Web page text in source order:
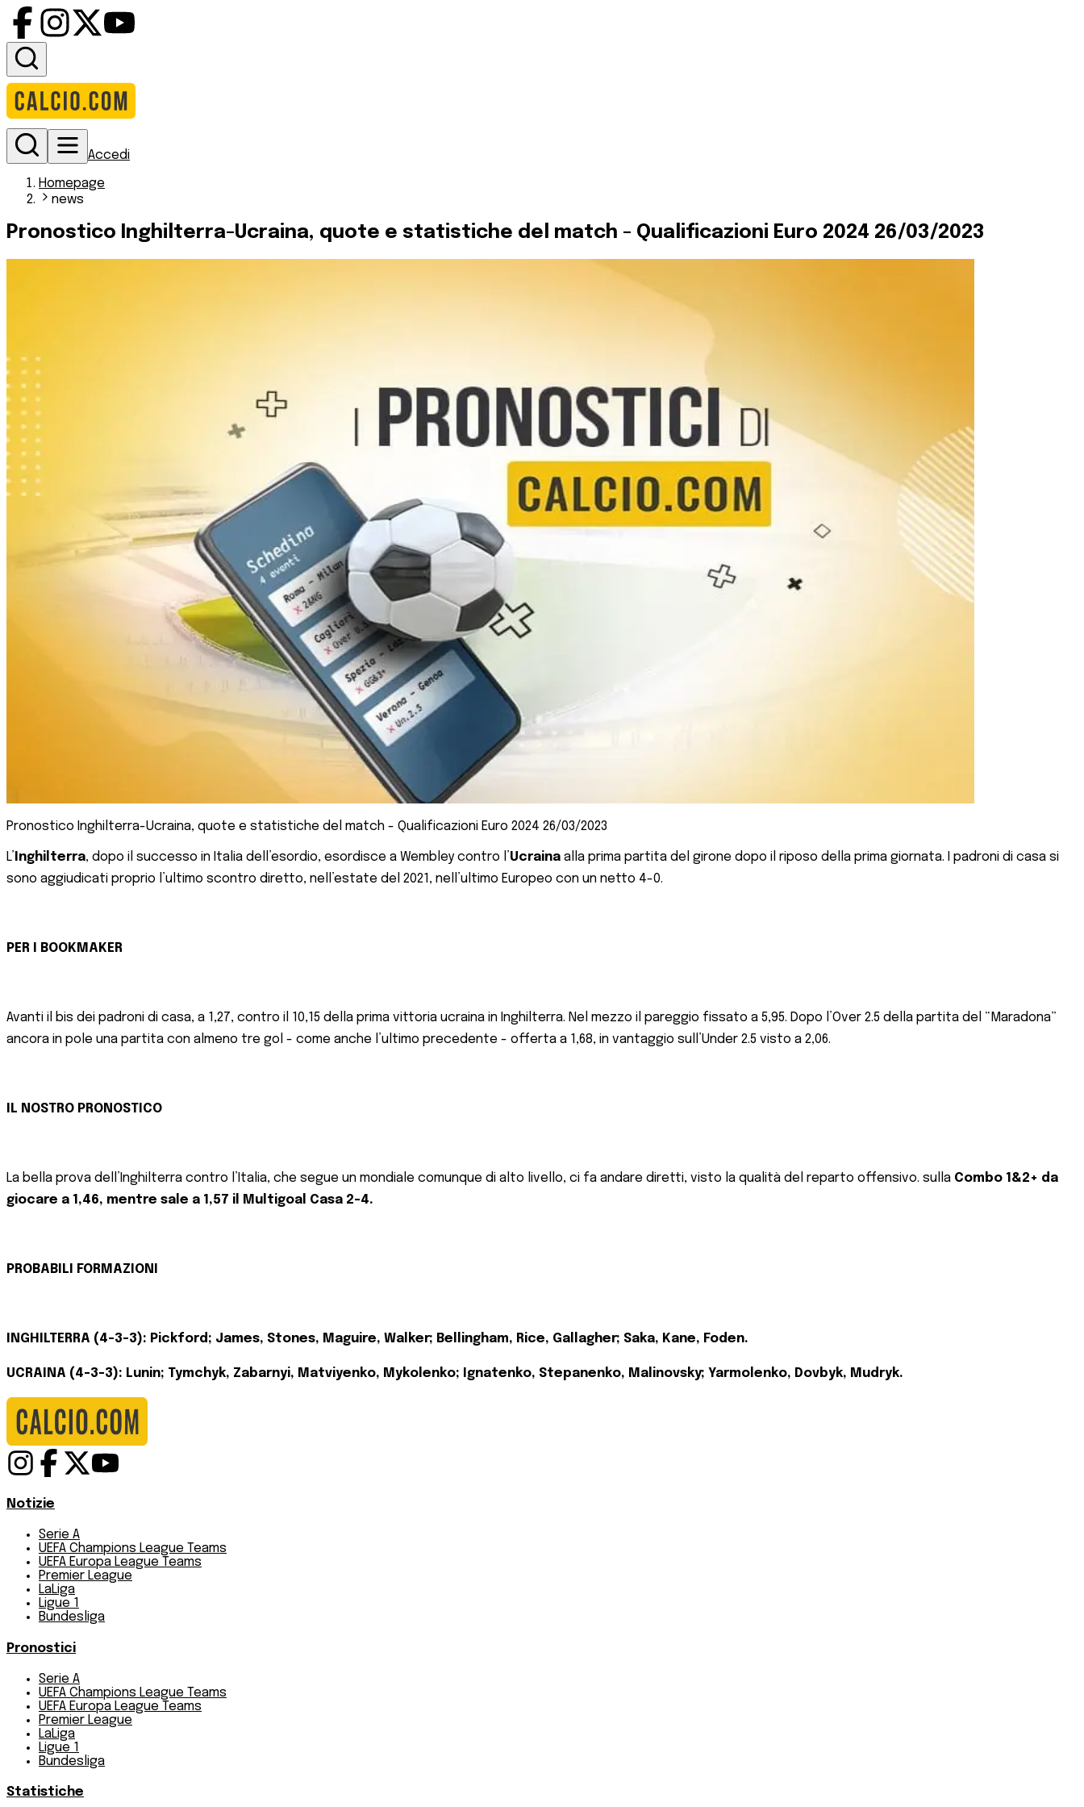
Accedi
Homepage
news
Pronostico Inghilterra-Ucraina, quote e statistiche del match - Qualificazioni Euro 2024 26/03/2023
Pronostico Inghilterra-Ucraina, quote e statistiche del match - Qualificazioni Euro 2024 26/03/2023
L’ Inghilterra, dopo il successo in Italia dell’esordio, esordisce a Wembley contro l’Ucraina alla prima partita del girone dopo il riposo della prima giornata. I padroni di casa si
sono aggiudicati proprio l’ultimo scontro diretto, nell’estate del 2021, nell’ultimo Europeo con un netto 4-0.
PER I BOOKMAKER
Avanti il bis dei padroni di casa, a 1,27, contro il 10,15 della prima vittoria ucraina in Inghilterra. Nel mezzo il pareggio fissato a 5,95. Dopo l’Over 2.5 della partita del “Maradona”
ancora in pole una partita con almeno tre gol - come anche l’ultimo precedente - offerta a 1,68, in vantaggio sull’Under 2.5 visto a 2,06.
IL NOSTRO PRONOSTICO
La bella prova dell’Inghilterra contro l’Italia, che segue un mondiale comunque di alto livello, ci fa andare diretti, visto la qualità del reparto offensivo. sulla Combo 1&2+ da
giocare a 1,46, mentre sale a 1,57 il Multigoal Casa 2-4.
PROBABILI FORMAZIONI
INGHILTERRA (4-3-3): Pickford; James, Stones, Maguire, Walker; Bellingham, Rice, Gallagher; Saka, Kane, Foden.
UCRAINA (4-3-3): Lunin; Tymchyk, Zabarnyi, Matviyenko, Mykolenko; Ignatenko, Stepanenko, Malinovsky; Yarmolenko, Dovbyk, Mudryk.
Notizie
Serie A
UEFA Champions League Teams
UEFA Europa League Teams
Premier League
LaLiga
Ligue 1
Bundesliga
Pronostici
Serie A
UEFA Champions League Teams
UEFA Europa League Teams
Premier League
LaLiga
Ligue 1
Bundesliga
Statistiche